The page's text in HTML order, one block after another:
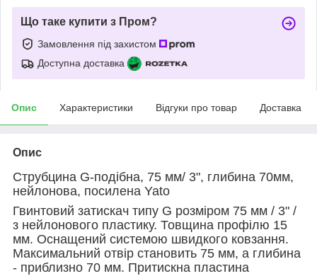
Що таке купити з Пром?
Замовлення під захистом
Доступна доставка
Опис Характеристики Відгуки про товар Доставка
Опис
Струбцина G-подібна, 75 мм/ 3", глибина 70мм,
нейлонова, посилена Yato
Гвинтовий затискач типу G розміром 75 мм / 3" /
з нейлонового пластику. Товщина профілю 15
мм. Оснащений системою швидкого ковзання.
Максимальний отвір становить 75 мм, а глибина
- приблизно 70 мм. Притискна пластина